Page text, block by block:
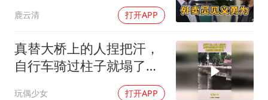
鹿云清 打开APP
真替大桥上的人捏把汗，
自行车骑过柱子就塌了，
玩偶少女 打开APP